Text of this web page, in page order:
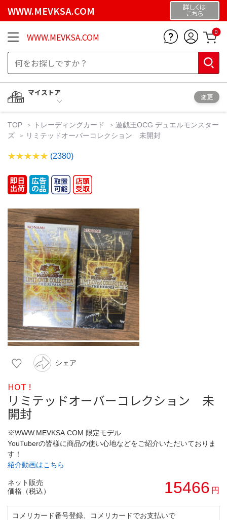
WWW.MEVKSA.COM 詳しくは
こちら
WWW.MEVKSA.COM 0
マイストア
変更
TOP トレーディングカード
遊戯王OCG デュエルモンスター
ズ
リミテッドオーバーコレクション 未開封
(2380)
シェア
HOT !
リミテッドオーバーコレクション 未
開封
※WWW.MEVKSA.COM 限定モデル
YouTuberの皆様に商品の使い心地などをご紹介いただいておりま
す！
紹介動画はこちら
ネット販売
価格（税込）
15466 円
コメリカード番号登録、コメリカードでお支払いで